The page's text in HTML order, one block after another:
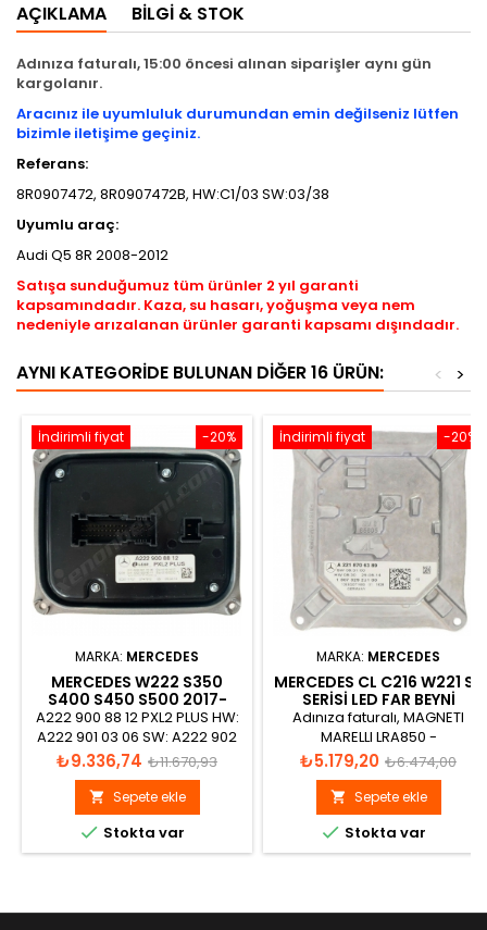
AÇIKLAMA BILGI & STOK
Adınıza faturalı, 15:00 öncesi alınan siparişler aynı gün
kargolanır.
Aracınız ile uyumluluk durumundan emin değilseniz lütfen
bizimle iletişime geçiniz.
Referans:
8R0907472, 8R0907472B, HW:C1/03 SW:03/38
Uyumlu araç:
Audi Q5 8R 2008-2012
Satışa sunduğumuz tüm ürünler 2 yıl garanti
kapsamındadır. Kaza, su hasarı, yoğuşma veya nem
nedeniyle arızalanan ürünler garanti kapsamı dışındadır.
AYNI KATEGORIDE BULUNAN DIĞER 16 ÜRÜN: >
<
-20%
İndirimli fiyat
MARKA: MERCEDES
MERCEDES W222 S350
S400 S450 S500 2017-
2020 LED FAR BEYNI
A2229008812
A222 900 88 12 PXL2 PLUS HW:
A222 901 03 06 SW: A222 902
83 11 Stand:16/16/00
Stand:16/50/00 5C111F01
Fiyat
₺9.336,74 Normal
fiyat
₺11.670,93
 Sepete ekle
 Stokta var
-20%
İndirimli fiyat
MARKA: MERCEDES
MERCEDES CL C216 W221 S-
SERISI LED FAR BEYNI
ORJINAL A2168203789
Adınıza faturalı, MAGNETI
MARELLI LRA850 -
711307329295
Fiyat
₺5.179,20 Normal
fiyat
₺6.474,00
 Sepete ekle
 Stokta var